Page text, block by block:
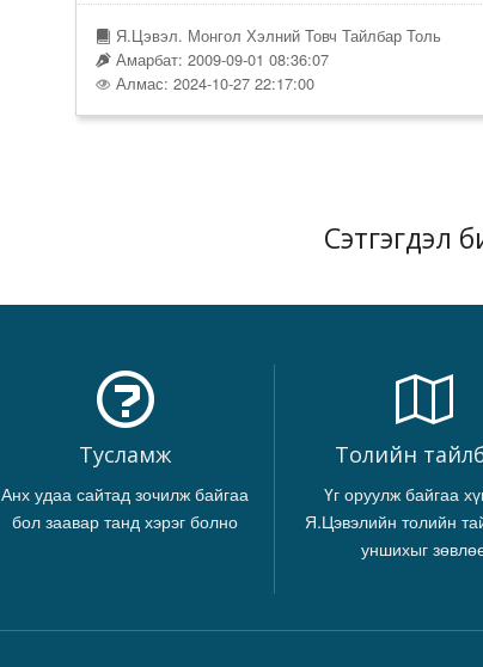
Я.Цэвэл. Монгол Хэлний Товч Тайлбар Толь
Амарбат: 2009-09-01 08:36:07
Алмас: 2024-10-27 22:17:00
Сэтгэгдэл
Тусламж
Анх удаа сайтад зочилж байгаа
бол заавар танд хэрэг болно
Толийн
Үг оруулж байгаа
Я.Цэвэлийн толийн
уншихыг